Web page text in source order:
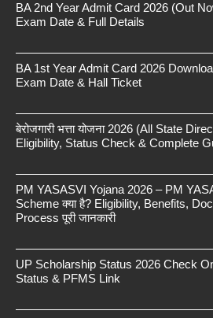
BA 2nd Year Admit Card 2026 (Out
Exam Date & Full Details
BA 1st Year Admit Card 2026
Exam Date & Hall Ticket
बेरोजगारी भत्ता योजना 2026 (All State
Eligibility, Status Check & Complete
PM YASASVI Yojana 2026 – PM
Scheme क्या है? Eligibility, Benefits,
Process पूरी जानकारी
UP Scholarship Status 2026 Check
Status & PFMS Link